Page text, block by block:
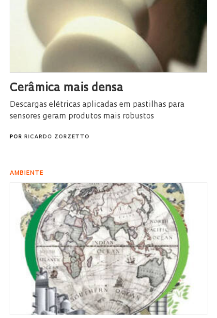
Cerâmica mais densa
Descargas elétricas aplicadas em pastilhas para
sensores geram produtos mais robustos
POR RICARDO ZORZETTO
AMBIENTE